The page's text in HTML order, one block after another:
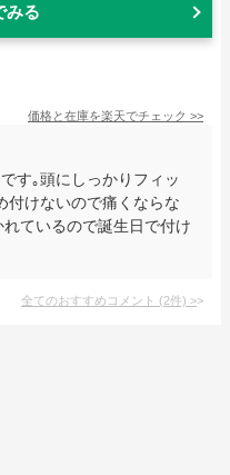
みる
価格と在庫を楽天でチェック >>
す｡頭にしっかりフィッ
付けないので痛くならな
ているので誕生日で付け
全てのおすすめコメント (2件) >